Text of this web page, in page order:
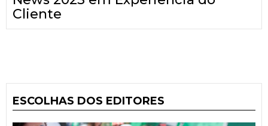
Cliente
ESCOLHAS DOS EDITORES